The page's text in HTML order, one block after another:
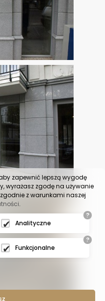
zapewnić lepszą wygodę
wyrażasz zgodę na używanie
z warunkami naszej
.
?
Analityczne
?
Funkcjonalne